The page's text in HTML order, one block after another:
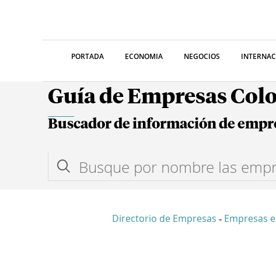
PORTADA ECONOMIA NEGOCIOS
Guía de Empresas
Buscador de información de
Directorio de Empresas - Empresas